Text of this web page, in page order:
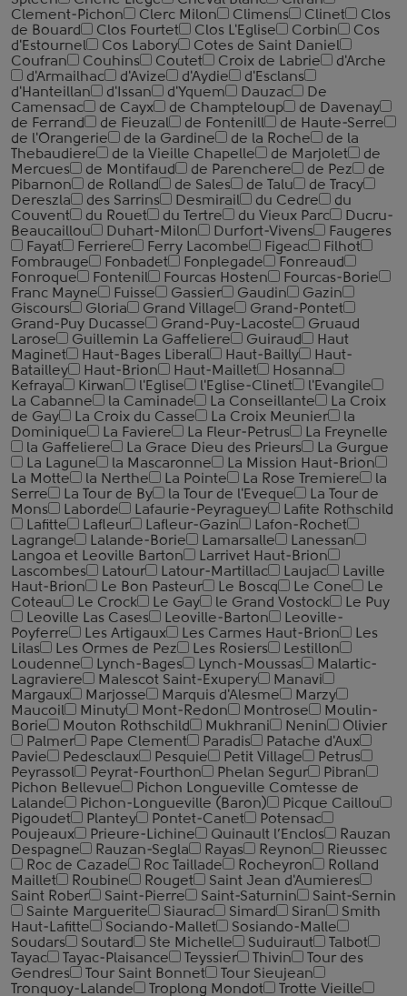
Clement-Pichon
Clerc Milon Climens Clinet
Clos
de Bouard
Clos Fourtet Clos L'Eglise Corbin
Cos
d'Estournel
Cos Labory
Cotes de Saint Daniel
Coufran
Couhins Coutet Croix de Labrie
d'Arche
d'Armailhac
d'Avize d'Aydie
d'Esclans
d'Hanteillan
d'Issan d'Yquem Dauzac
De
Camensac
de Cayx de Champteloup
de Davenay
de Ferrand
de Fieuzal de Fontenill
de Haute-Serre
de l'Orangerie
de la Gardine de la Roche
de la
Thebaudiere
de la Vieille Chapelle de Marjolet
de
Mercues
de Montifaud de Parenchere de Pez
de
Pibarnon
de Rolland de Sales de Talu
de Tracy
Dereszla
des Sarrins Desmirail du Cedre
du
Couvent
du Rouet du Tertre du Vieux Parc
Ducru-
Beaucaillou
Duhart-Milon Durfort-Vivens
Faugeres
Fayat
Ferriere Ferry Lacombe Figeac
Filhot
Fombrauge
Fonbadet Fonplegade
Fonreaud
Fonroque
Fontenil Fourcas Hosten
Fourcas-Borie
Franc Mayne
Fuisse Gassier Gaudin
Gazin
Giscours
Gloria Grand Village
Grand-Pontet
Grand-Puy Ducasse
Grand-Puy-Lacoste
Gruaud
Larose
Guillemin La Gaffeliere Guiraud
Haut
Maginet
Haut-Bages Liberal Haut-Bailly
Haut-
Batailley
Haut-Brion Haut-Maillet
Hosanna
Kefraya
Kirwan l'Eglise l'Eglise-Clinet
l'Evangile
La Cabanne
la Caminade La Conseillante
La Croix
de Gay
La Croix du Casse La Croix Meunier
la
Dominique
La Faviere La Fleur-Petrus
La Freynelle
la Gaffeliere
La Grace Dieu des Prieurs
La Gurgue
La Lagune
la Mascaronne
La Mission Haut-Brion
La Motte
la Nerthe La Pointe La Rose Tremiere
la
Serre
La Tour de By la Tour de l'Eveque
La Tour de
Mons
Laborde Lafaurie-Peyraguey
Lafite Rothschild
Lafitte
Lafleur Lafleur-Gazin
Lafon-Rochet
Lagrange
Lalande-Borie Lamarsalle
Lanessan
Langoa et Leoville Barton
Larrivet Haut-Brion
Lascombes
Latour Latour-Martillac Laujac
Laville
Haut-Brion
Le Bon Pasteur Le Boscq Le Cone
Le
Coteau
Le Crock Le Gay le Grand Vostock
Le Puy
Leoville Las Cases
Leoville-Barton
Leoville-
Poyferre
Les Artigaux Les Carmes Haut-Brion
Les
Lilas
Les Ormes de Pez Les Rosiers
Lestillon
Loudenne
Lynch-Bages Lynch-Moussas
Malartic-
Lagraviere
Malescot Saint-Exupery
Manavi
Margaux
Marjosse Marquis d'Alesme
Marzy
Maucoil
Minuty Mont-Redon Montrose
Moulin-
Borie
Mouton Rothschild Mukhrani Nenin
Olivier
Palmer
Pape Clement Paradis
Patache d'Aux
Pavie
Pedesclaux Pesquie Petit Village
Petrus
Peyrassol
Peyrat-Fourthon Phelan Segur
Pibran
Pichon Bellevue
Pichon Longueville Comtesse de
Lalande
Pichon-Longueville (Baron)
Picque Сaillou
Pigoudet
Plantey Pontet-Canet
Potensac
Poujeaux
Prieure-Lichine Quinault l’Enclos
Rauzan
Despagne
Rauzan-Segla Rayas Reynon
Rieussec
Roc de Cazade
Roc Taillade Rocheyron
Rolland
Maillet
Roubine Rouget
Saint Jean d'Aumieres
Saint Rober
Saint-Pierre Saint-Saturnin
Saint-Sernin
Sainte Marguerite
Siaurac Simard Siran
Smith
Haut-Lafitte
Sociando-Mallet
Sosiando-Malle
Soudars
Soutard Ste Michelle Suduiraut
Talbot
Tayac
Tayac-Plaisance Teyssier Thivin
Tour des
Gendres
Tour Saint Bonnet
Tour Sieujean
Tronquoy-Lalande
Troplong Mondot Trotte Vieille